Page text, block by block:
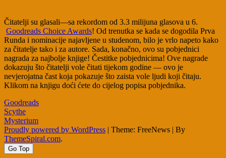
Čitatelji su glasali—sa rekordom od 3.3 milijuna glasova u 6.
Goodreads Choice Awards! Od trenutka se kada se dogodila Prva
Runda i nominacije najavljene u studenom, bilo je vrlo napeto kako
za čitatelje tako i za autore. Sada, konačno, ovo su pobjednici
nagrada za najbolje knjige! Čestitke pobjednicima! Ove nagrade
dokazuju što čitatelji vole čitati tijekom godine — ovo je
nevjerojatna čast koja pokazuje što zaista vole ljudi koji čitaju.
Klikom na knjigu doći ćete do cijelog popisa pobjednika.
Goodreads
Post
navigation
Scythe
Mysterium
Proudly powered by WordPress | Theme: FreeNews | By
ThemeSpiral.com.
Go Top